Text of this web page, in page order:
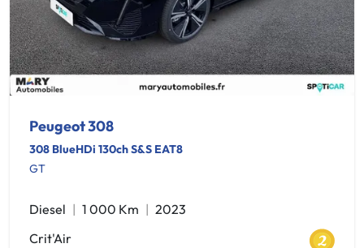
Peugeot 308
308 BlueHDi 130ch S&S EAT8
GT
Diesel 1 000 Km
2023
Crit'Air